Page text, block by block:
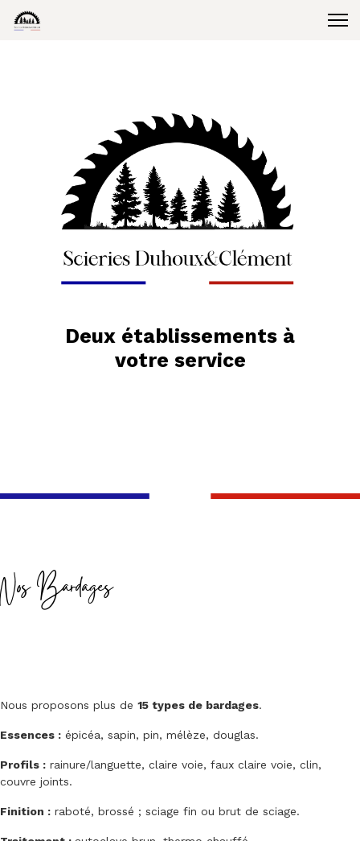
Deux établissements à
votre service
Nos Bardages
Nous proposons plus de 15 types de bardages.
Essences : épicéa, sapin, pin, mélèze, douglas.
Profils : rainure/languette, claire voie, faux claire voie, clin,
couvre joints.
Finition : raboté, brossé ; sciage fin ou brut de sciage.